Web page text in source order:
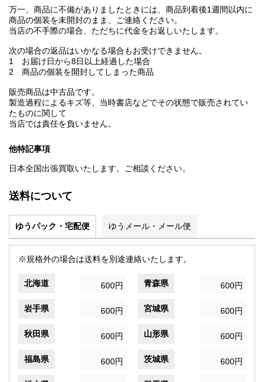
万一、商品に不備がありましたときには、商品到着後1週間以内に
商品の個装を未開封のまま、ご連絡ください。
当店の不手際の場合、ただちに代金をお返しいたします。
次の場合の返品はいかなる場合もお受けできません。
1 お届け日から8日以上経過した場合
2 商品の個装を開封してしまった商品
販売商品は中古品です。
製造過程によるキズ等、当時書店などでその状態で販売されてい
たものに関して
当店では責任を負いません。
他特記事項
日本全国出張買取いたします。ご相談ください。
送料について
ゆうパック・宅配便 ゆうメール・メール便
※規格外の場合は送料を別途連絡いたします。
北海道 600円 青森県 600円
岩手県 600円 宮城県 600円
秋田県 600円 山形県 600円
福島県 600円 茨城県 600円